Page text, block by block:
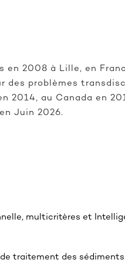
en 2008 à Lille, en
des problèmes
2014, au Canada en
Juin 2026.
multicritères et
traitement des sédiments